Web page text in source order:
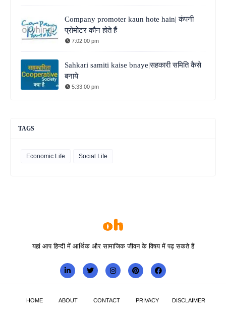
Company promoter kaun hote hain| कंपनी
प्रोमोटर कौन होते हैं
7:02:00 pm
Sahkari samiti kaise bnaye|सहकारी समिति कैसे
बनाये
5:33:00 pm
TAGS
Economic Life Social Life
यहां आप हिन्दी में आर्थिक और सामाजिक जीवन के विषय में पढ़ सकते हैं
HOME ABOUT CONTACT PRIVACY DISCLAIMER